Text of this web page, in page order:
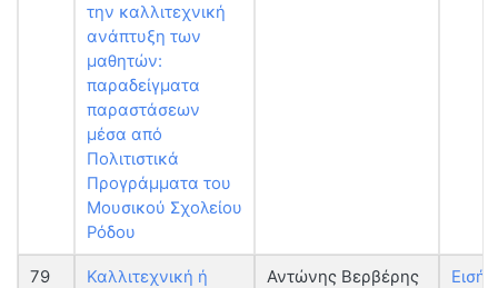
την καλλιτεχνική
ανάπτυξη των
μαθητών:
παραδείγματα
παραστάσεων
μέσα από
Πολιτιστικά
Προγράμματα του
Μουσικού Σχολείου
Ρόδου
79
Καλλιτεχνική ή
Αντώνης Βερβέρης